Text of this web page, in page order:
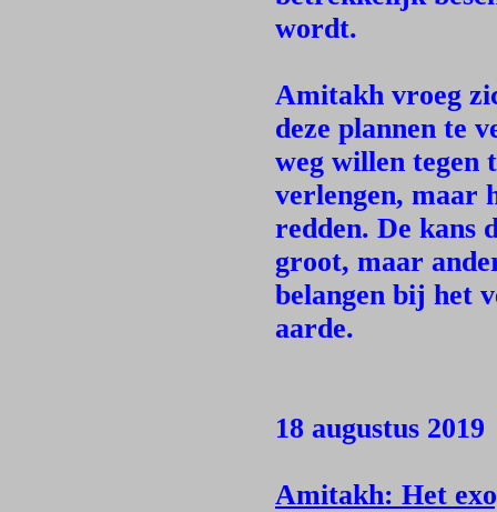
wordt.
Amitakh vroeg
deze plannen te
weg willen tegen
verlengen, maar
redden. De kans
groot, maar
belangen bij het
aarde.
18 augustus 2019
Amitakh: Het